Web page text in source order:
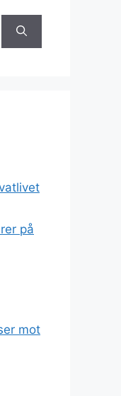
på
mot